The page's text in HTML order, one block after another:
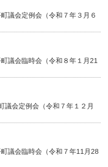
議会定例会（令和７年３月６
議会臨時会（令和８年１月21
議会定例会（令和７年１２月
議会臨時会（令和７年11月28